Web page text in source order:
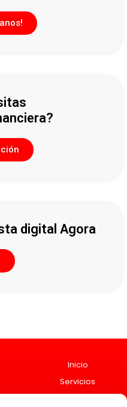
digital Agora
Inicio
Servicios